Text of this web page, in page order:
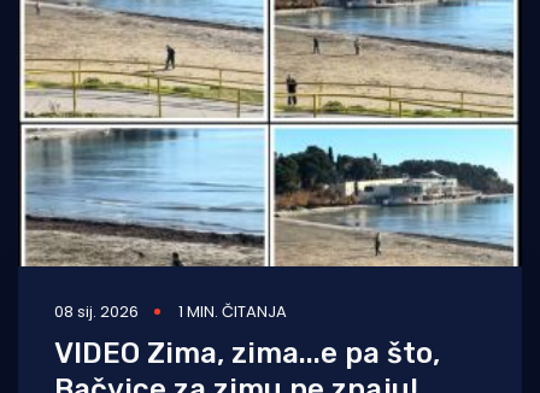
08 sij. 2026 1 MIN. ČITANJA
VIDEO Zima, zima...e pa što,